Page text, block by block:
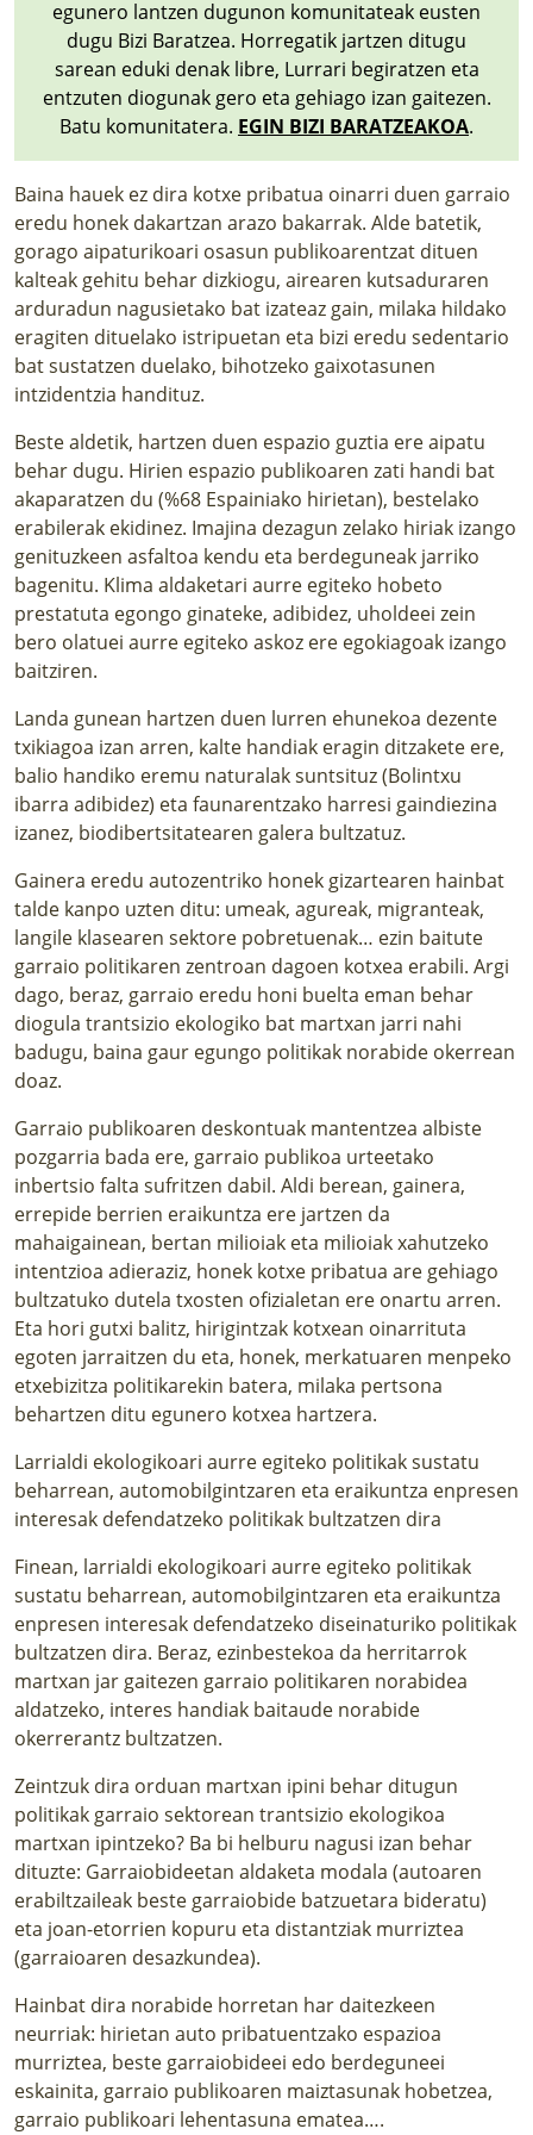
egunero lantzen dugunon komunitateak eusten
dugu Bizi Baratzea. Horregatik jartzen ditugu
sarean eduki denak libre, Lurrari begiratzen eta
entzuten diogunak gero eta gehiago izan gaitezen.
Batu komunitatera. EGIN BIZI BARATZEAKOA.
Baina hauek ez dira kotxe pribatua oinarri duen garraio
eredu honek dakartzan arazo bakarrak. Alde batetik,
gorago aipaturikoari osasun publikoarentzat dituen
kalteak gehitu behar dizkiogu, airearen kutsaduraren
arduradun nagusietako bat izateaz gain, milaka hildako
eragiten dituelako istripuetan eta bizi eredu sedentario
bat sustatzen duelako, bihotzeko gaixotasunen
intzidentzia handituz.
Beste aldetik, hartzen duen espazio guztia ere aipatu
behar dugu. Hirien espazio publikoaren zati handi bat
akaparatzen du (%68 Espainiako hirietan), bestelako
erabilerak ekidinez. Imajina dezagun zelako hiriak izango
genituzkeen asfaltoa kendu eta berdeguneak jarriko
bagenitu. Klima aldaketari aurre egiteko hobeto
prestatuta egongo ginateke, adibidez, uholdeei zein
bero olatuei aurre egiteko askoz ere egokiagoak izango
baitziren.
Landa gunean hartzen duen lurren ehunekoa dezente
txikiagoa izan arren, kalte handiak eragin ditzakete ere,
balio handiko eremu naturalak suntsituz (Bolintxu
ibarra adibidez) eta faunarentzako harresi gaindiezina
izanez, biodibertsitatearen galera bultzatuz.
Gainera eredu autozentriko honek gizartearen hainbat
talde kanpo uzten ditu: umeak, agureak, migranteak,
langile klasearen sektore pobretuenak… ezin baitute
garraio politikaren zentroan dagoen kotxea erabili. Argi
dago, beraz, garraio eredu honi buelta eman behar
diogula trantsizio ekologiko bat martxan jarri nahi
badugu, baina gaur egungo politikak norabide okerrean
doaz.
Garraio publikoaren deskontuak mantentzea albiste
pozgarria bada ere, garraio publikoa urteetako
inbertsio falta sufritzen dabil. Aldi berean, gainera,
errepide berrien eraikuntza ere jartzen da
mahaigainean, bertan milioiak eta milioiak xahutzeko
intentzioa adieraziz, honek kotxe pribatua are gehiago
bultzatuko dutela txosten ofizialetan ere onartu arren.
Eta hori gutxi balitz, hirigintzak kotxean oinarrituta
egoten jarraitzen du eta, honek, merkatuaren menpeko
etxebizitza politikarekin batera, milaka pertsona
behartzen ditu egunero kotxea hartzera.
Larrialdi ekologikoari aurre egiteko politikak sustatu
beharrean, automobilgintzaren eta eraikuntza enpresen
interesak defendatzeko politikak bultzatzen dira
Finean, larrialdi ekologikoari aurre egiteko politikak
sustatu beharrean, automobilgintzaren eta eraikuntza
enpresen interesak defendatzeko diseinaturiko politikak
bultzatzen dira. Beraz, ezinbestekoa da herritarrok
martxan jar gaitezen garraio politikaren norabidea
aldatzeko, interes handiak baitaude norabide
okerrerantz bultzatzen.
Zeintzuk dira orduan martxan ipini behar ditugun
politikak garraio sektorean trantsizio ekologikoa
martxan ipintzeko? Ba bi helburu nagusi izan behar
dituzte: Garraiobideetan aldaketa modala (autoaren
erabiltzaileak beste garraiobide batzuetara bideratu)
eta joan-etorrien kopuru eta distantziak murriztea
(garraioaren desazkundea).
Hainbat dira norabide horretan har daitezkeen
neurriak: hirietan auto pribatuentzako espazioa
murriztea, beste garraiobideei edo berdeguneei
eskainita, garraio publikoaren maiztasunak hobetzea,
garraio publikoari lehentasuna ematea….